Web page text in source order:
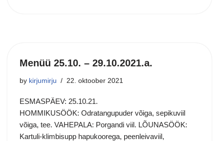
Menüü 25.10. – 29.10.2021.a.
by kirjumirju 22. oktoober 2021
ESMASPÄEV: 25.10.21.
HOMMIKUSÖÖK: Odratangupuder võiga, sepikuviil
võiga, tee. VAHEPALA: Porgandi viil. LÕUNASÖÖK:
Kartuli-klimbisupp hapukoorega, peenleivaviil,